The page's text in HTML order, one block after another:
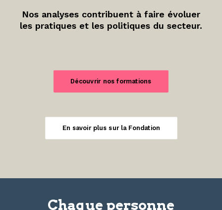
Nos analyses contribuent à faire évoluer
les pratiques et les politiques du secteur.
Découvrir nos formations
En savoir plus sur la Fondation
Chaque personne